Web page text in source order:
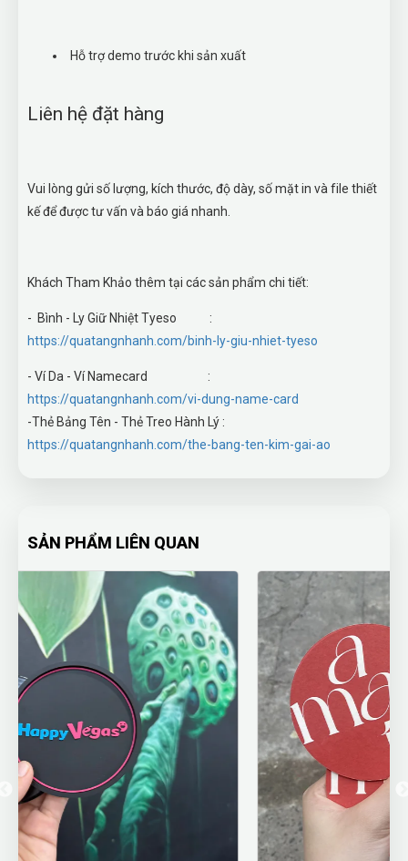
Hỗ trợ demo trước khi sản xuất
Liên hệ đặt hàng
Vui lòng gửi số lượng, kích thước, độ dày, số mặt in và file thiết
kế để được tư vấn và báo giá nhanh.
Khách Tham Khảo thêm tại các sản phẩm chi tiết:
- Bình - Ly Giữ Nhiệt Tyeso :
https://quatangnhanh.com/binh-ly-giu-nhiet-tyeso
- Ví Da - Ví Namecard :
https://quatangnhanh.com/vi-dung-name-card
-Thẻ Bảng Tên - Thẻ Treo Hành Lý :
https://quatangnhanh.com/the-bang-ten-kim-gai-ao
SẢN PHẨM LIÊN QUAN